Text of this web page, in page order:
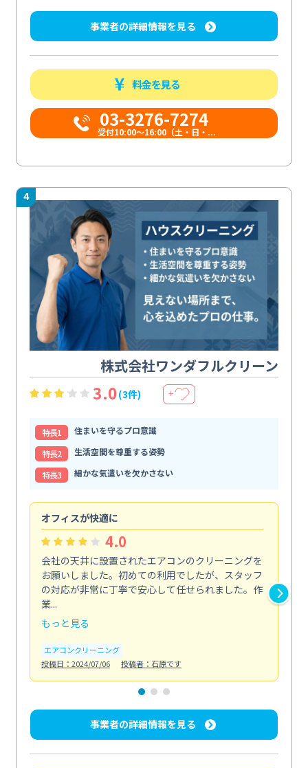
事業者の詳細情報を見る
料金を見る
03-3276-7274
受付10:00〜16:00（土・日・...
4
株式会社ワンダフルクリーン
3.0(3件) ＋
特⻑1
住まいを守るプロ意識
特⻑2
生活空間を尊重する姿勢
特⻑3
細かな気遣いを欠かさない
オフィスが快適に
4.0
会社の天井に設置されたエアコンのクリーニングを
お願いしました。初めての利用でしたが、スタッフ
の対応が非常に丁寧で安心して任せられました。作
業...
もっと見る
エアコンクリーニング
投稿日：2024/07/06
投稿者：石原です
事業者の詳細情報を見る